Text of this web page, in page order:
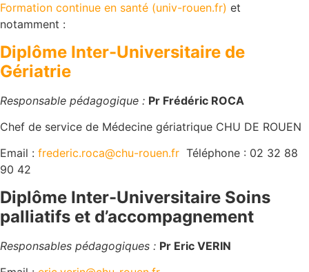
Formation continue en santé (univ-rouen.fr) et
notamment :
Diplôme Inter-Universitaire de
Gériatrie
Responsable pédagogique : Pr Frédéric ROCA
Chef de service de Médecine gériatrique CHU DE ROUEN
Email : frederic.roca@chu-rouen.fr Téléphone : 02 32 88
90 42
Diplôme Inter-Universitaire Soins
palliatifs et d’accompagnement
Responsables pédagogiques : Pr Eric VERIN